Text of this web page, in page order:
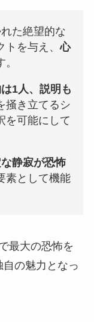
た絶望的な
トを与え、心
1人、説明も
掻き立てるシ
を可能にして
静寂が恐怖
素として機能
最大の恐怖を
の魅力となっ